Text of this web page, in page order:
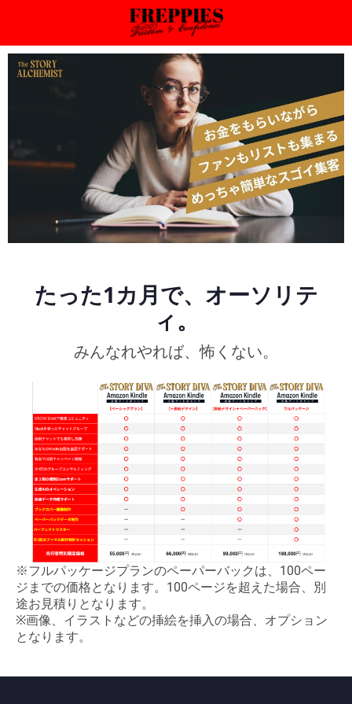
たった1カ月で、オーソリテ
ィ。
みんなれやれば、怖くない。
※フルパッケージプランのペーパーバックは、100ペー
ジまでの価格となります。100ページを超えた場合、別
途お見積りとなります。
※画像、イラストなどの挿絵を挿入の場合、オプション
となります。